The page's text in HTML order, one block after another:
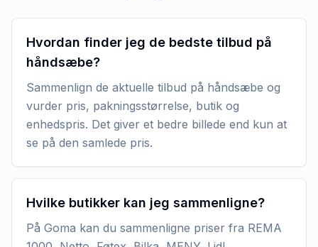
Hvordan finder jeg de bedste tilbud på
håndsæbe?
Sammenlign de aktuelle tilbud på håndsæbe og
vurder pris, pakningsstørrelse, butik og
enhedspris. Det giver et bedre billede end kun at
se på den samlede pris.
Hvilke butikker kan jeg sammenligne?
På Goma kan du sammenligne priser fra REMA